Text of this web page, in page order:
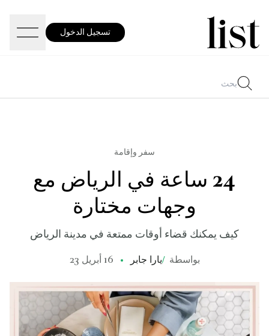
تسجيل الدخول
سفر وإقامة
24 ساعة في الرياض مع
وجهات مختارة
كيف يمكنك قضاء أوقات ممتعة في مدينة الرياض
بواسطة /يارا جابر 16 أبريل 23